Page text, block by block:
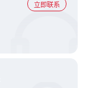
立即联系